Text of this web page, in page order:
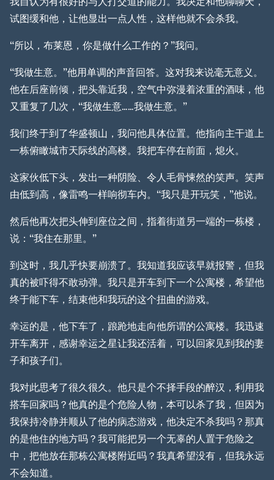
试图缓和他，让他显出一点人性，这样他就不会杀我。
“所以，布莱恩，你是做什么工作的？”我问。
“我做生意。”他用单调的声音回答。这对我来说毫无意义。
他在后座前倾，把头靠近我，空气中弥漫着浓重的酒味，他
又重复了几次，“我做生意……我做生意。”
我们终于到了华盛顿山，我问他具体位置。他指向主干道上
一栋俯瞰城市天际线的高楼。我把车停在前面，熄火。
这家伙低下头，发出一种阴险、令人毛骨悚然的笑声。笑声
由低到高，像雷鸣一样响彻车内。“我只是开玩笑，”他说。
然后他再次把头伸到座位之间，指着街道另一端的一栋楼，
说：“我住在那里。”
到这时，我几乎快要崩溃了。我知道我应该早就报警，但我
真的被吓得不敢动弹。我只是开车到下一个公寓楼，希望他
终于能下车，结束他和我玩的这个扭曲的游戏。
幸运的是，他下车了，踉跄地走向他所谓的公寓楼。我迅速
开车离开，感谢幸运之星让我还活着，可以回家见到我的妻
子和孩子们。
我对此思考了很久很久。他只是个不择手段的醉汉，利用我
搭车回家吗？他真的是个危险人物，本可以杀了我，但因为
我保持冷静并顺从了他的病态游戏，他决定不杀我吗？那真
的是他住的地方吗？我可能把另一个无辜的人置于危险之
中，把他放在那栋公寓楼附近吗？我真希望没有，但我永远
不会知道。